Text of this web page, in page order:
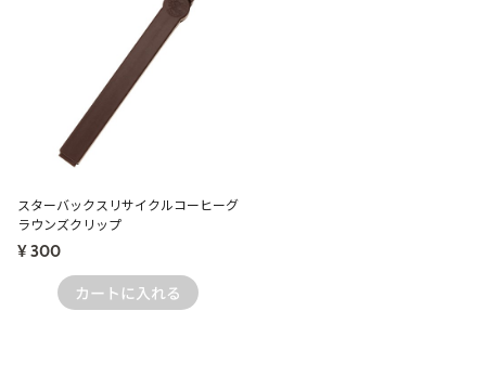
スターバックスリサイクルコーヒーグ
ラウンズクリップ
¥ 300